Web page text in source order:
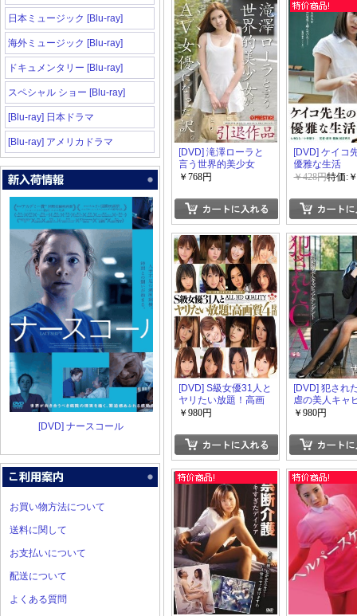
日本ミュージック [Blu-ray]
海外ミュージック [Blu-ray]
ドキュメンタリー [Blu-ray]
スペシャル ショー [Blu-ray]
[Blu-ray] 日本ドラマ
[Blu-ray] アメリカドラマ
[DVD] ナースコール
お買い物方法について
送料に関して
お支払いについて
配送について
よくある質問
[DVD] 滝澤ローラと
言う世界的美少女
が、AV女優になった
￥768円
[DVD] ケイコ
優雅な生活
￥428円特価:
[DVD] S級女優31人と
ヤリたい放題！高画
質4時間
￥980円
[DVD] 犯され
虐の美人キャ
テンダント
￥980円